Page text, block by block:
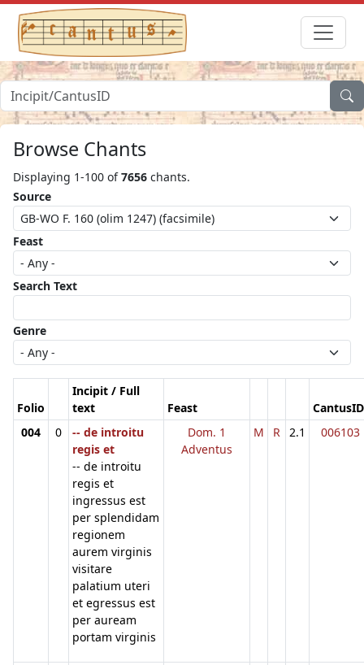
Browse Chants
Displaying 1-100 of7656 chants.
Source
Feast
Search Text
Genre
Folio
Incipit / Full
text
Feast
CantusID
004
0
-- de introitu
regis et
-- de introitu
regis et
ingressus est
per splendidam
regionem
aurem virginis
visitare
palatium uteri
et egressus est
per auream
portam virginis
Dom. 1
Adventus
M R 2.1 006103